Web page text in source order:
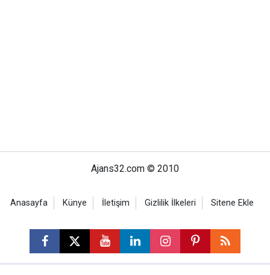
Ajans32.com © 2010
Anasayfa Künye İletişim Gizlilik İlkeleri Sitene Ekle